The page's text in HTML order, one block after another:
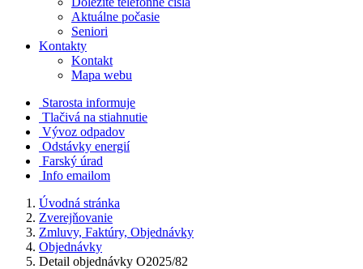
Aktuálne počasie
Seniori
Kontakty
Kontakt
Mapa webu
Starosta informuje
Tlačivá na stiahnutie
Vývoz odpadov
Odstávky energií
Farský úrad
Info emailom
Úvodná stránka
Zverejňovanie
Zmluvy, Faktúry, Objednávky
Objednávky
Detail objednávky O2025/82